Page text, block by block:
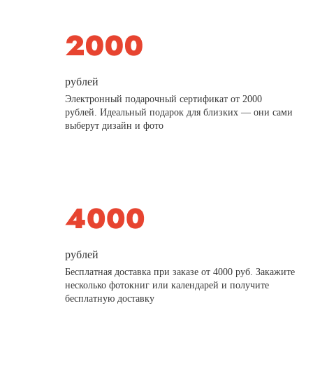
рублей
Электронный подарочный сертификат от 2000
рублей. Идеальный подарок для близких — они сами
выберут дизайн и фото
рублей
Бесплатная доставка при заказе от 4000 руб. Закажите
несколько фотокниг или календарей и получите
бесплатную доставку